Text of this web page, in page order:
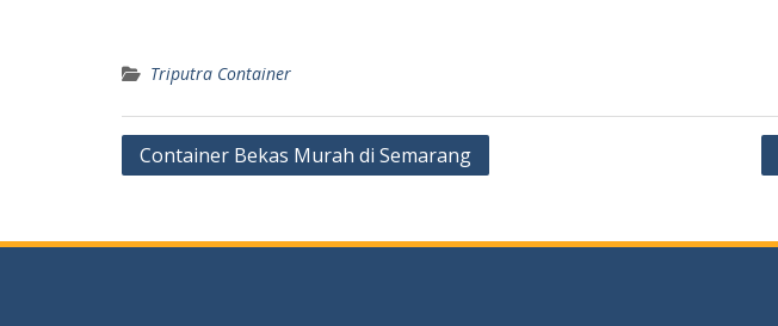
Triputra Container
Post
Container Bekas Murah di Semarang